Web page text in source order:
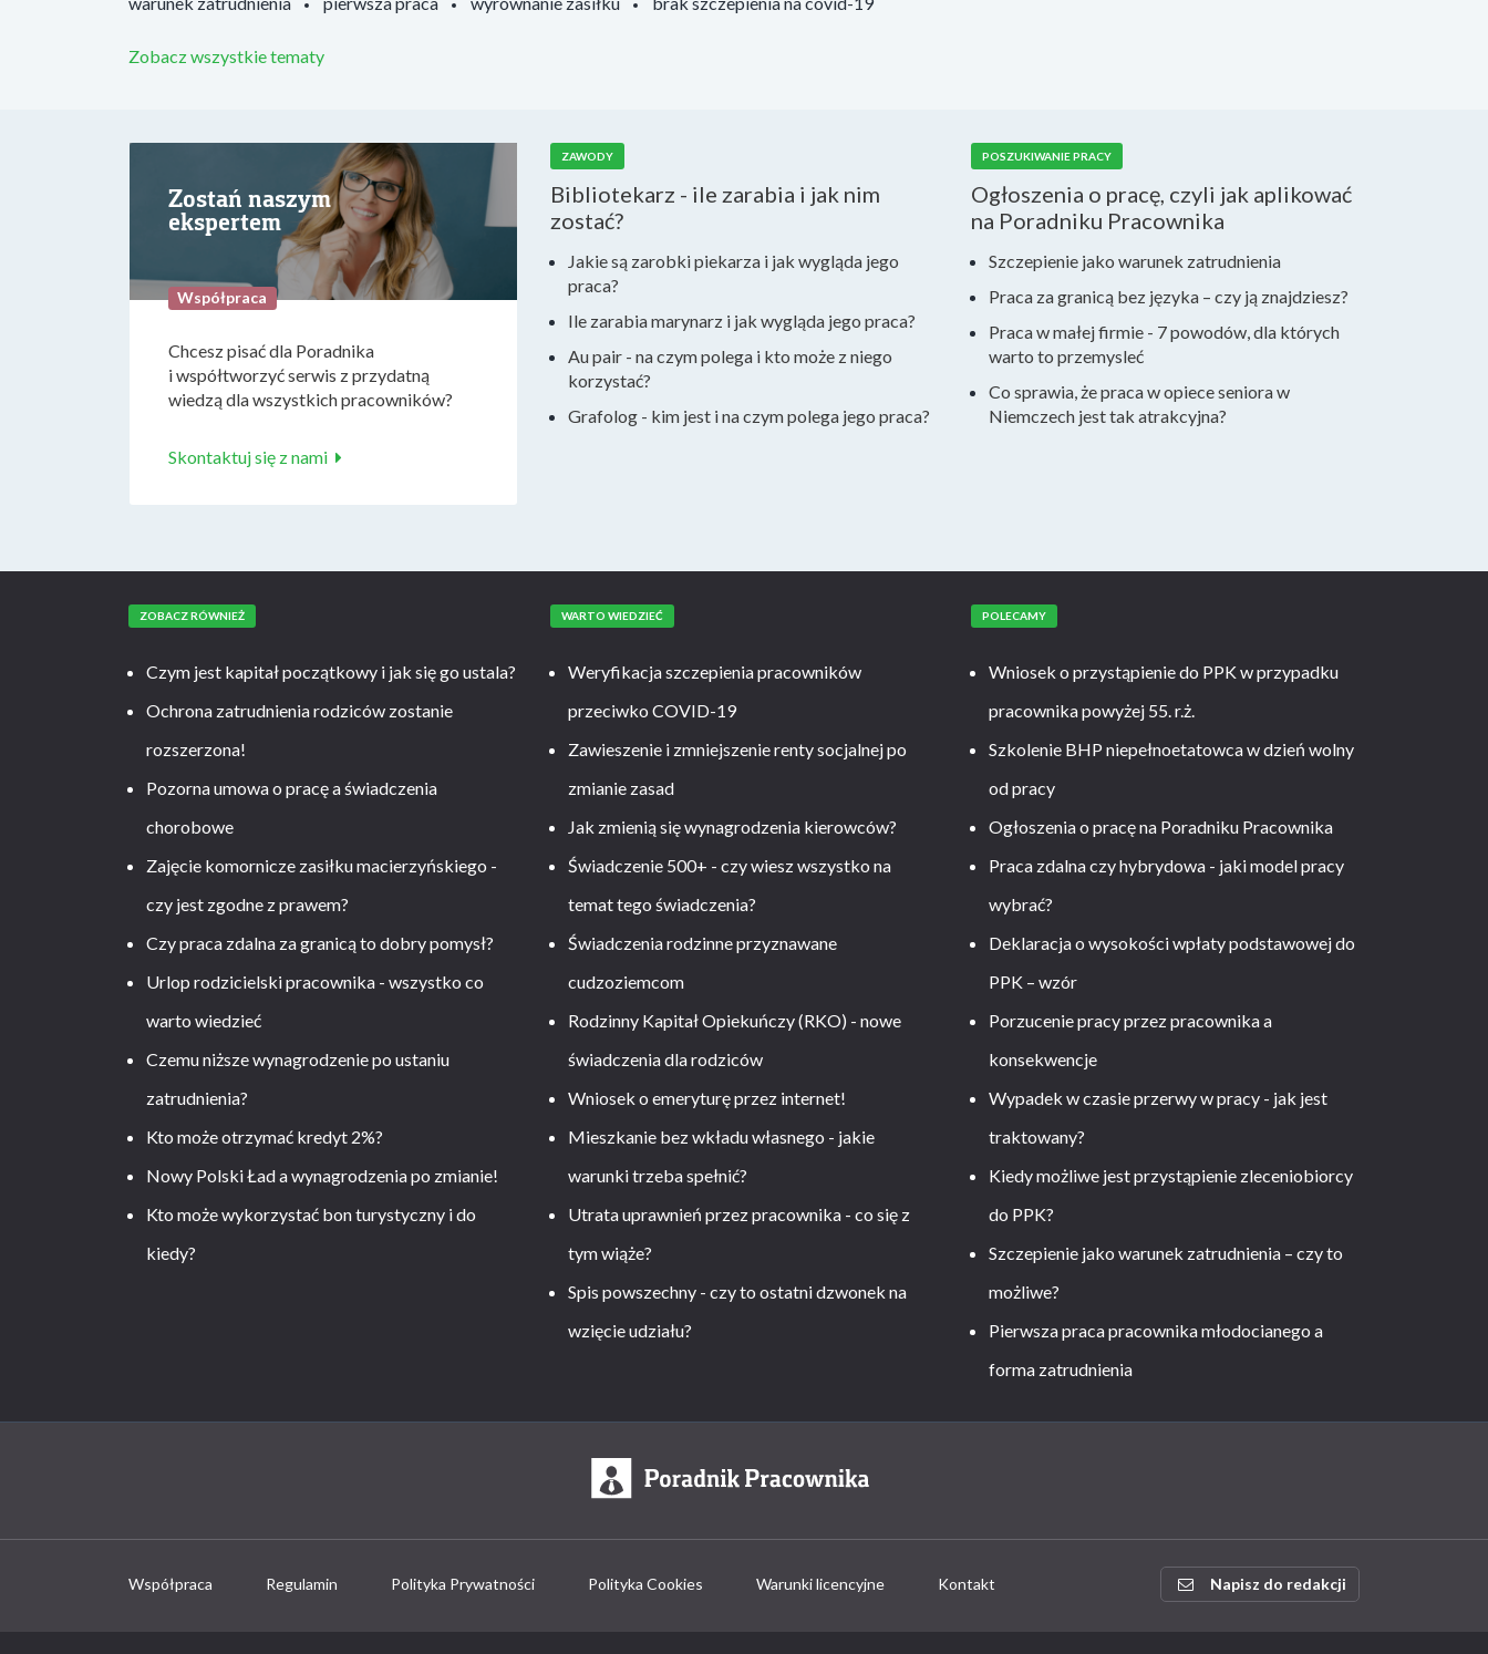
Zobacz wszystkie tematy
Zostań naszym
ekspertem
Współpraca
Chcesz pisać dla Poradnika
i współtworzyć serwis z przydatną
wiedzą dla wszystkich pracowników?
Skontaktuj się z nami
ZAWODY
Bibliotekarz - ile zarabia i jak nim
zostać?
Jakie są zarobki piekarza i jak wygląda jego
praca?
Ile zarabia marynarz i jak wygląda jego praca?
Au pair - na czym polega i kto może z niego
korzystać?
Grafolog - kim jest i na czym polega jego praca?
POSZUKIWANIE PRACY
Ogłoszenia o pracę, czyli jak aplikować
na Poradniku Pracownika
Szczepienie jako warunek zatrudnienia
Praca za granicą bez języka – czy ją znajdziesz?
Praca w małej firmie - 7 powodów, dla których
warto to przemysleć
Co sprawia, że praca w opiece seniora w
Niemczech jest tak atrakcyjna?
ZOBACZ RÓWNIEŻ
Czym jest kapitał początkowy i jak się go ustala?
Ochrona zatrudnienia rodziców zostanie
rozszerzona!
Pozorna umowa o pracę a świadczenia
chorobowe
Zajęcie komornicze zasiłku macierzyńskiego -
czy jest zgodne z prawem?
Czy praca zdalna za granicą to dobry pomysł?
Urlop rodzicielski pracownika - wszystko co
warto wiedzieć
Czemu niższe wynagrodzenie po ustaniu
zatrudnienia?
Kto może otrzymać kredyt 2%?
Nowy Polski Ład a wynagrodzenia po zmianie!
Kto może wykorzystać bon turystyczny i do
kiedy?
WARTO WIEDZIEĆ
Weryfikacja szczepienia pracowników
przeciwko COVID-19
Zawieszenie i zmniejszenie renty socjalnej po
zmianie zasad
Jak zmienią się wynagrodzenia kierowców?
Świadczenie 500+ - czy wiesz wszystko na
temat tego świadczenia?
Świadczenia rodzinne przyznawane
cudzoziemcom
Rodzinny Kapitał Opiekuńczy (RKO) - nowe
świadczenia dla rodziców
Wniosek o emeryturę przez internet!
Mieszkanie bez wkładu własnego - jakie
warunki trzeba spełnić?
Utrata uprawnień przez pracownika - co się z
tym wiąże?
Spis powszechny - czy to ostatni dzwonek na
wzięcie udziału?
POLECAMY
Wniosek o przystąpienie do PPK w przypadku
pracownika powyżej 55. r.ż.
Szkolenie BHP niepełnoetatowca w dzień wolny
od pracy
Ogłoszenia o pracę na Poradniku Pracownika
Praca zdalna czy hybrydowa - jaki model pracy
wybrać?
Deklaracja o wysokości wpłaty podstawowej do
PPK – wzór
Porzucenie pracy przez pracownika a
konsekwencje
Wypadek w czasie przerwy w pracy - jak jest
traktowany?
Kiedy możliwe jest przystąpienie zleceniobiorcy
do PPK?
Szczepienie jako warunek zatrudnienia – czy to
możliwe?
Pierwsza praca pracownika młodocianego a
forma zatrudnienia
Współpraca Regulamin Polityka Prywatności Polityka Cookies Warunki licencyjne Kontakt Napisz do redakcji